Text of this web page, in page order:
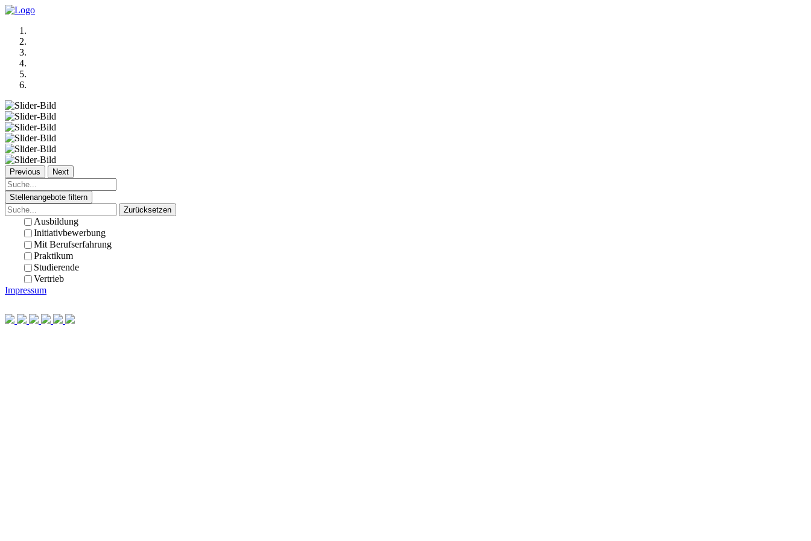
Previous Next
Stellenangebote filtern
Zurücksetzen
Ausbildung
Initiativbewerbung
Mit Berufserfahrung
Praktikum
Studierende
Vertrieb
Impressum